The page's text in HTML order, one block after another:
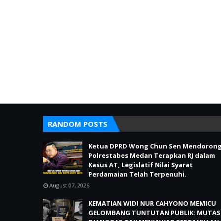
RANDOM POSTS
Ketua DPRD Wong Chun Sen
Polrestabes Medan Terapkan RJ dalam
Kasus AT, Legislatif Nilai Syarat
Perdamaian Telah Terpenuhi.
August 07, 2026
KEMATIAN WIDI NUR CAHYONO MEMICU
GELOMBANG TUNTUTAN PUBLIK: